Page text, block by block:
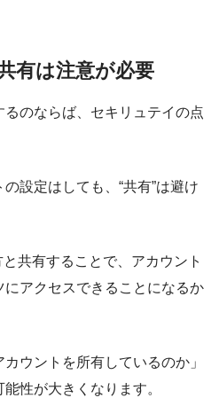
有は注意が必要
のならば、 セキリュテイの点
設定はしても、“共有”は避け
共有することで、アカウント
アクセスできることになるか
ウントを所有しているのか」
性が大きくなります。